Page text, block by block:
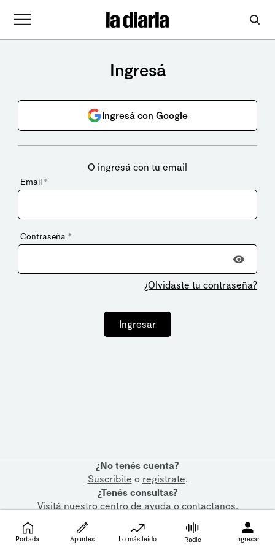
Ingresá
Ingresá con Google
O ingresá con tu email
Email *
Contraseña *
¿Olvidaste tu contraseña?
Ingresar
¿No tenés cuenta?
Suscribite o registrate.
¿Tenés consultas?
Visitá nuestrocentro de ayudaocontactanos.
Portada Apuntes Lo más leído Radio Ingresar